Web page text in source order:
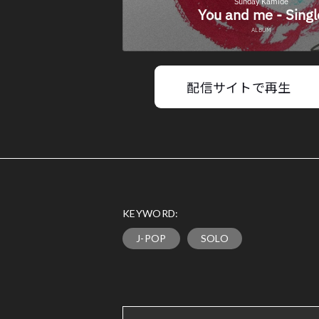
配信サイトで再生
KEYWORD:
J-POP SOLO